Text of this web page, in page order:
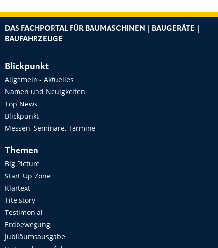
DAS FACHPORTAL FÜR BAUMASCHINEN | BAUGERÄTE |
BAUFAHRZEUGE
Blickpunkt
Allgemein - Aktuelles
Namen und Neuigkeiten
Top-News
Blickpunkt
Messen, Seminare, Termine
Themen
Big Picture
Start-Up-Zone
Klartext
Titelstory
Testimonial
Erdbewegung
Jubiläumsausgabe